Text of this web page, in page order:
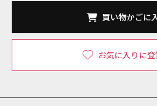
買い物かごに
お気に入りに